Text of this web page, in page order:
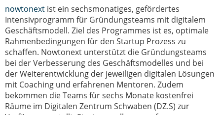
nowtonext ist ein sechsmonatiges, gefördertes
Intensivprogramm für Gründungsteams mit digitalem
Geschäftsmodell. Ziel des Programmes ist es, optimale
Rahmenbedingungen für den Startup Prozess zu
schaffen. Nowtonext unterstützt die Gründungsteams
bei der Verbesserung des Geschäftsmodelles und bei
der Weiterentwicklung der jeweiligen digitalen Lösungen
mit Coaching und erfahrenen Mentoren. Zudem
bekommen die Teams für sechs Monate kostenfrei
Räume im Digitalen Zentrum Schwaben (DZ.S) zur